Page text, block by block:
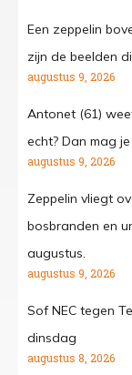
Een zeppelin
zijn de beelden
augustus 9, 2026
Antonet (61)
echt? Dan mag
augustus 9, 2026
Zeppelin vliegt
bosbranden en
augustus.
augustus 9, 2026
Sof NEC tegen
dinsdag
augustus 8, 2026